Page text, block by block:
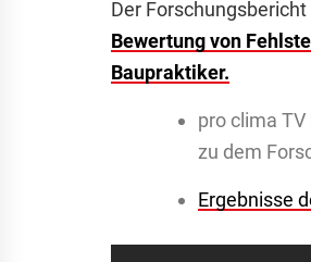
Der
Bewertung von
Baupraktiker.
pro clima
zu dem
Ergebnisse